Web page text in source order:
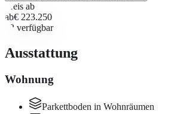
Preis ab
ab€ 223.250
22 verfügbar
Ausstattung
Wohnung
Parkettboden in Wohnräumen